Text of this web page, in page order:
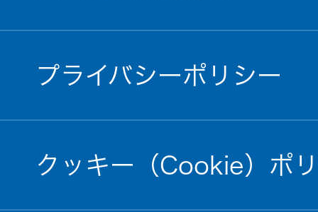
プライバシーポリシー
クッキー（Cookie）ポ